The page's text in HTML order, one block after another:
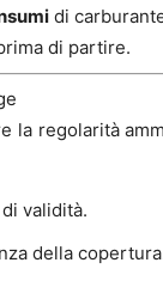
di
di partire.
la regolarità
validità.
della